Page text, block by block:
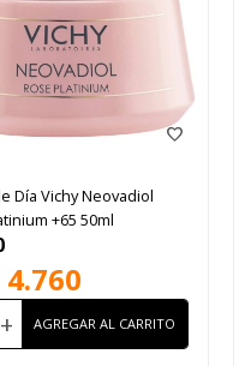
Día Vichy Neovadiol
+65 50ml
4.760
+